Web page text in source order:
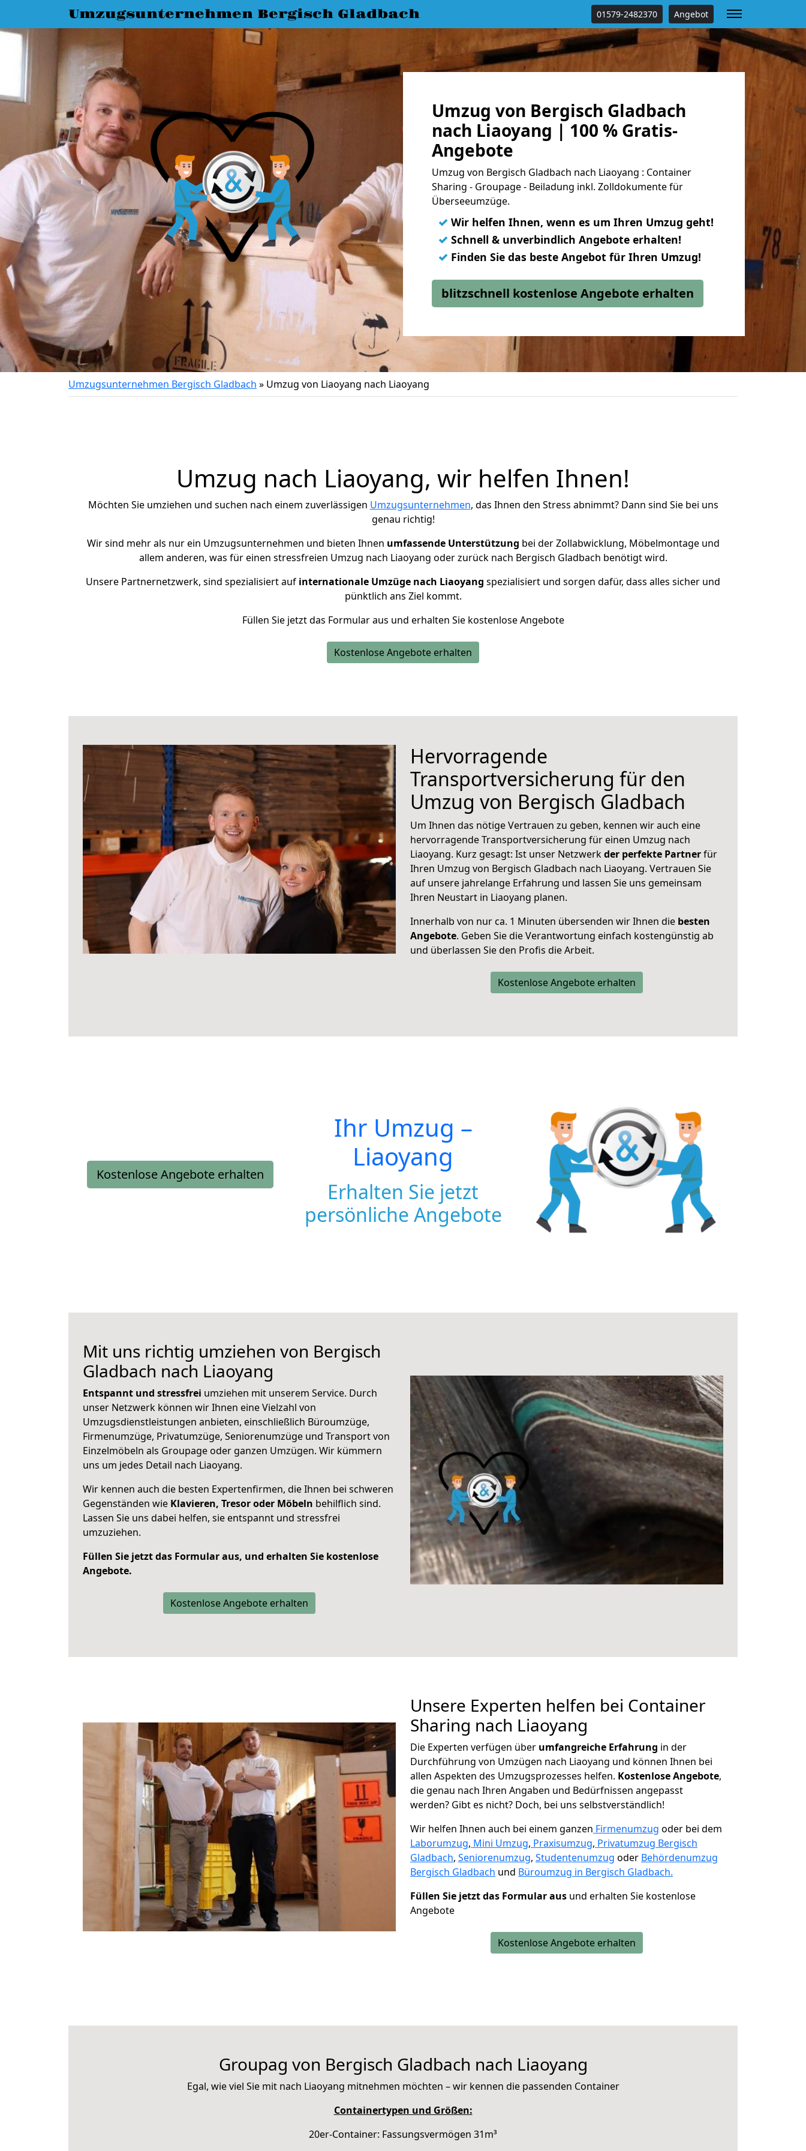
Umzugsunternehmen Bergisch Gladbach 01579-2482370 Angebot
Umzug von Bergisch Gladbach
nach Liaoyang | 100 % Gratis-
Angebote
Umzug von Bergisch Gladbach nach Liaoyang : Container
Sharing - Groupage - Beiladung inkl. Zolldokumente für
Überseeumzüge.
✓ Wir helfen Ihnen, wenn es um Ihren Umzug geht!
✓ Schnell & unverbindlich Angebote erhalten!
✓ Finden Sie das beste Angebot für Ihren Umzug!
blitzschnell kostenlose Angebote erhalten
Umzugsunternehmen Bergisch Gladbach » Umzug von Liaoyang nach Liaoyang
Umzug nach Liaoyang, wir helfen Ihnen!
Möchten Sie umziehen und suchen nach einem zuverlässigen Umzugsunternehmen, das Ihnen den Stress abnimmt? Dann sind Sie bei uns
genau richtig!
Wir sind mehr als nur ein Umzugsunternehmen und bieten Ihnen umfassende Unterstützung bei der Zollabwicklung, Möbelmontage und
allem anderen, was für einen stressfreien Umzug nach Liaoyang oder zurück nach Bergisch Gladbach benötigt wird.
Unsere Partnernetzwerk, sind spezialisiert auf internationale Umzüge nach Liaoyang spezialisiert und sorgen dafür, dass alles sicher und
pünktlich ans Ziel kommt.
Füllen Sie jetzt das Formular aus und erhalten Sie kostenlose Angebote
Kostenlose Angebote erhalten
Hervorragende
Transportversicherung für den
Umzug von Bergisch Gladbach
Um Ihnen das nötige Vertrauen zu geben, kennen wir auch eine
hervorragende Transportversicherung für einen Umzug nach
Liaoyang. Kurz gesagt: Ist unser Netzwerkder perfekte Partnerfür
Ihren Umzug von Bergisch Gladbach nach Liaoyang. Vertrauen Sie
auf unsere jahrelange Erfahrung und lassen Sie uns gemeinsam
Ihren Neustart in Liaoyang planen.
Innerhalb von nur ca. 1 Minuten übersenden wir Ihnen die besten
Angebote. Geben Sie die Verantwortung einfach kostengünstig ab
und überlassen Sie den Profis die Arbeit.
Kostenlose Angebote erhalten
Kostenlose Angebote erhalten
Ihr Umzug –
Liaoyang
Erhalten Sie jetzt
persönliche Angebote
Mit uns richtig umziehen von Bergisch
Gladbach nach Liaoyang
Entspannt und stressfrei umziehen mit unserem Service. Durch
unser Netzwerk können wir Ihnen eine Vielzahl von
Umzugsdienstleistungen anbieten, einschließlich Büroumzüge,
Firmenumzüge, Privatumzüge, Seniorenumzüge und Transport von
Einzelmöbeln als Groupage oder ganzen Umzügen. Wir kümmern
uns um jedes Detail nach Liaoyang.
Wir kennen auch die besten Expertenfirmen, die Ihnen bei schweren
Gegenständen wie Klavieren, Tresor oder Möbeln behilflich sind.
Lassen Sie uns dabei helfen, sie entspannt und stressfrei
umzuziehen.
Füllen Sie jetzt das Formular aus, und erhalten Sie kostenlose
Angebote.
Kostenlose Angebote erhalten
Unsere Experten helfen bei Container
Sharing nach Liaoyang
Die Experten verfügen über umfangreiche Erfahrung in der
Durchführung von Umzügen nach Liaoyang und können Ihnen bei
allen Aspekten des Umzugsprozesses helfen. Kostenlose Angebote,
die genau nach Ihren Angaben und Bedürfnissen angepasst
werden? Gibt es nicht? Doch, bei uns selbstverständlich!
Wir helfen Ihnen auch bei einem ganzen Firmenumzug oder bei dem
Laborumzug, Mini Umzug, Praxisumzug, Privatumzug Bergisch
Gladbach, Seniorenumzug, Studentenumzug oder Behördenumzug
Bergisch Gladbach und Büroumzug in Bergisch Gladbach.
Füllen Sie jetzt das Formular aus und erhalten Sie kostenlose
Angebote
Kostenlose Angebote erhalten
Groupag von Bergisch Gladbach nach Liaoyang
Egal, wie viel Sie mit nach Liaoyang mitnehmen möchten – wir kennen die passenden Container
Containertypen und Größen:
20er-Container: Fassungsvermögen 31m³